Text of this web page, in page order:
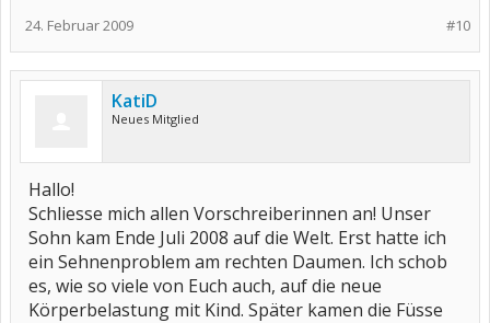
#10
24. Februar 2009
KatiD
Neues Mitglied
Hallo!
Schliesse mich allen Vorschreiberinnen an! Unser
Sohn kam Ende Juli 2008 auf die Welt. Erst hatte ich
ein Sehnenproblem am rechten Daumen. Ich schob
es, wie so viele von Euch auch, auf die neue
Körperbelastung mit Kind. Später kamen die Füsse